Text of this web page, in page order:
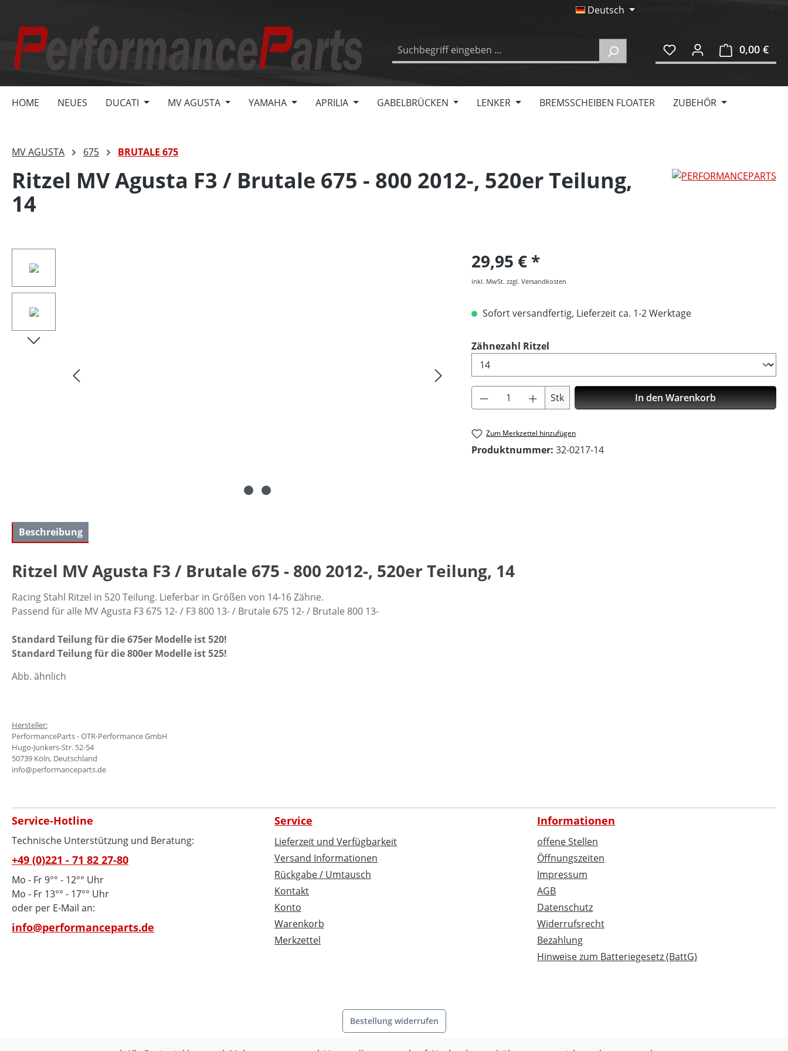
Deutsch
0,00 €
HOME NEUES DUCATI MV AGUSTA YAMAHA APRILIA GABELBRÜCKEN LENKER BREMSSCHEIBEN FLOATER ZUBEHÖR
MV AGUSTA 675 BRUTALE 675
Ritzel MV Agusta F3 / Brutale 675 - 800 2012-, 520er Teilung,
14
29,95 €
inkl. MwSt. zzgl. Versandkosten
Sofort versandfertig, Lieferzeit ca. 1-2 Werktage
Zähnezahl Ritzel
Produkt Anzahl: Gib den gewünschten Wert
Stk In den Warenkorb
Zum Merkzettel hinzufügen
Produktnummer: 32-0217-14
Beschreibung
Ritzel MV Agusta F3 / Brutale 675 - 800 2012-, 520er Teilung, 14
Racing Stahl Ritzel in 520 Teilung. Lieferbar in Größen von 14-16 Zähne.
Passend für alle MV Agusta F3 675 12- / F3 800 13- / Brutale 675 12- / Brutale 800 13-
Standard Teilung für die 675er Modelle ist 520!
Standard Teilung für die 800er Modelle ist 525!
Abb. ähnlich
Hersteller:
PerformanceParts - OTR-Performance GmbH
Hugo-Junkers-Str. 52-54
50739 Köln, Deutschland
info@performanceparts.de
Service-Hotline
Technische Unterstützung und Beratung:
+49 (0)221 - 71 82 27-80
Mo - Fr 9°° - 12°° Uhr
Mo - Fr 13°° - 17°° Uhr
oder per E-Mail an:
info@performanceparts.de
Service
Lieferzeit und Verfügbarkeit
Versand Informationen
Rückgabe / Umtausch
Kontakt
Konto
Warenkorb
Merkzettel
Informationen
offene Stellen
Öffnungszeiten
Impressum
AGB
Datenschutz
Widerrufsrecht
Bezahlung
Hinweise zum Batteriegesetz (BattG)
Bestellung widerrufen